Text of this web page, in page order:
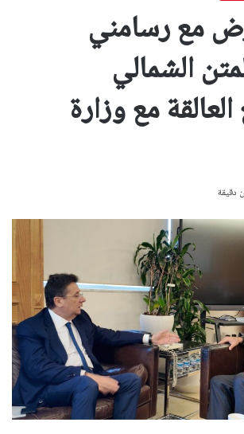
مع رسامني
الشمالي
مع وزارة
دقيقة